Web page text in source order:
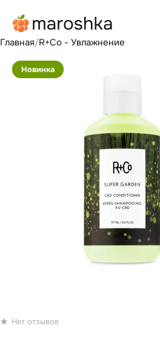
Главная/R+Co - Увлажнение
Новинка
Нет отзывов